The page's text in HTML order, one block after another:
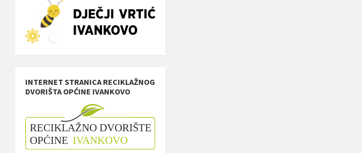
INTERNET STRANICA RECIKLAŽNOG
DVORIŠTA OPĆINE IVANKOVO